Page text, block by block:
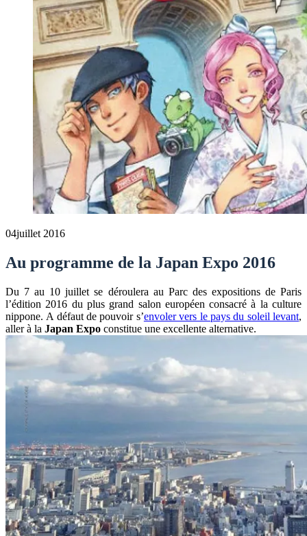
04juillet 2016
Au programme de la Japan Expo 2016
Du 7 au 10 juillet se déroulera au Parc des expositions de Paris
l’édition 2016 du plus grand salon européen consacré à la culture
nippone. A défaut de pouvoir s’envoler vers le pays du soleil levant,
aller à la Japan Expo constitue une excellente alternative.